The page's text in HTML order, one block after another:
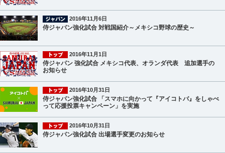
2016年11月6日
侍ジャパン強化試合 対戦国紹介～メキシコ野球の歴史～
2016年11月1日
侍ジャパン 強化試合 メキシコ代表、オランダ代表 追加選手の
お知らせ
2016年10月31日
侍ジャパン強化試合 「スマホに向かって『アイコトバ』をしゃべ
って応援投票キャンペーン」を実施
2016年10月31日
侍ジャパン強化試合 出場選手変更のお知らせ